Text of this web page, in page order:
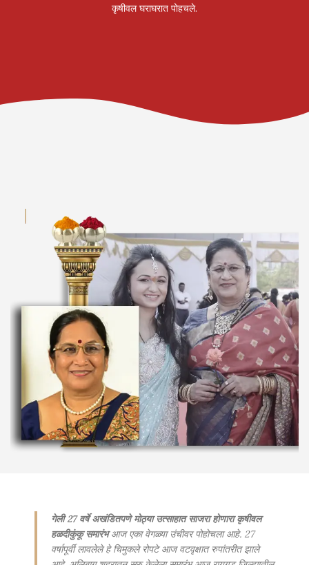
कृषीवल घराघरात पोहचले.
गेली 27 वर्षे अखंडितपणे मोठ्या उत्साहात साजरा होणारा कृषीवल
हळदीकुंकू समारंभआज एका वेगळ्या उंचीवर पोहोचला आहे. 27
वर्षापूर्वी लावलेले हे चिमुकले रोपटे आज वटवृक्षात रुपांतरीत झाले